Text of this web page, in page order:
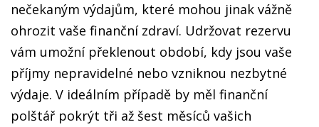
nečekaným výdajům, které mohou jinak vážně
ohrozit vaše finanční zdraví. Udržovat rezervu
vám umožní překlenout období, kdy jsou vaše
příjmy nepravidelné nebo vzniknou nezbytné
výdaje. V ideálním případě by měl finanční
polštář pokrýt tři až šest měsíců vašich